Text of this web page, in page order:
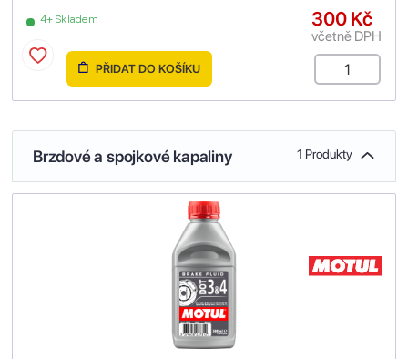
4+ Skladem 300 Kč
včetně DPH
PŘIDAT DO KOŠÍKU
Brzdové a spojkové kapaliny 1 Produkty